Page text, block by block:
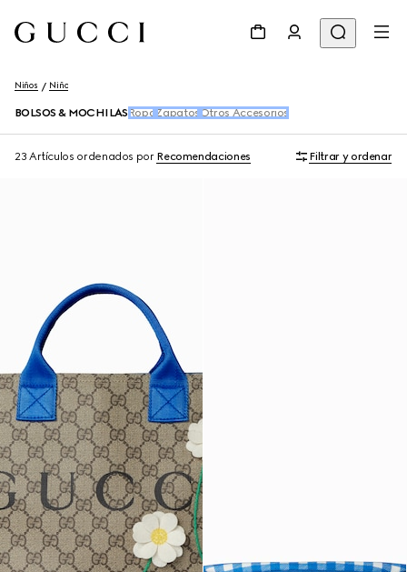
Niños Niño
BOLSOS & MOCHILAS Ropa Zapatos Otros Accesorios
23 Artículos ordenados por Recomendaciones Filtrar y ordenar